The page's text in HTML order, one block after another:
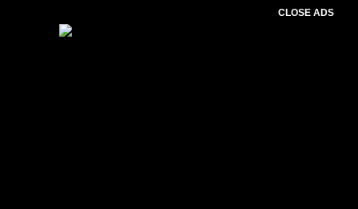
CLOSE ADS